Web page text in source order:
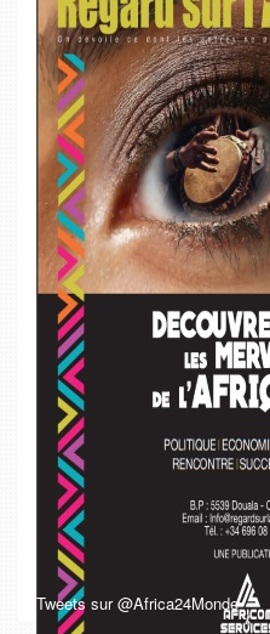
Tweets sur @Africa24Monde